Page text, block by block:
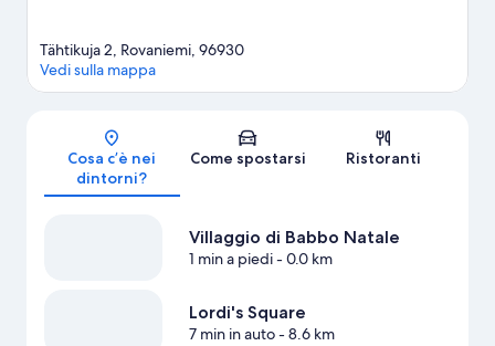
Mappa
Tähtikuja 2, Rovaniemi, 96930
Vedi sulla mappa
Cosa c’è nei
dintorni?
Come spostarsi Ristoranti
Villaggio di Babbo Natale
1 min a piedi- 0.0 km
Lordi's Square
7 min in auto- 8.6 km